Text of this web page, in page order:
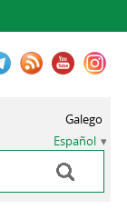
Galego
Español